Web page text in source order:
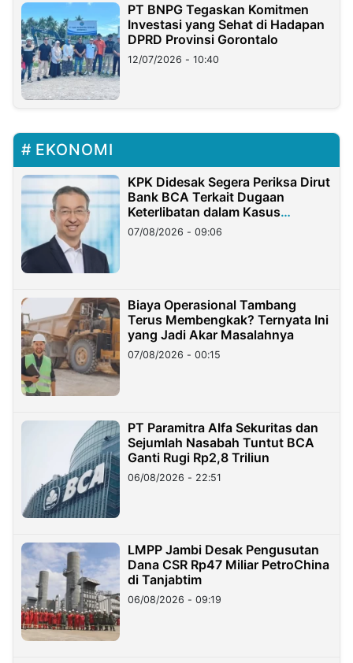
PT BNPG Tegaskan Komitmen
Investasi yang Sehat di Hadapan
DPRD Provinsi Gorontalo
12/07/2026 - 10:40
EKONOMI
KPK Didesak Segera Periksa Dirut
Bank BCA Terkait Dugaan
Keterlibatan dalam Kasus
Hilangnya Dana Nasabah Rp2,58
Miliar
07/08/2026 - 09:06
Biaya Operasional Tambang
Terus Membengkak? Ternyata Ini
yang Jadi Akar Masalahnya
07/08/2026 - 00:15
PT Paramitra Alfa Sekuritas dan
Sejumlah Nasabah Tuntut BCA
Ganti Rugi Rp2,8 Triliun
06/08/2026 - 22:51
LMPP Jambi Desak Pengusutan
Dana CSR Rp47 Miliar PetroChina
di Tanjabtim
06/08/2026 - 09:19